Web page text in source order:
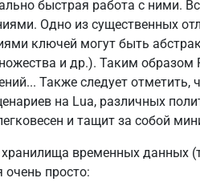
быстрая работа с ними.
Одно из существенных
ключей могут быть
и др.). Таким образом
Также следует отметить,
на Lua, различных
и тащит за собой
временных данных
очень просто: